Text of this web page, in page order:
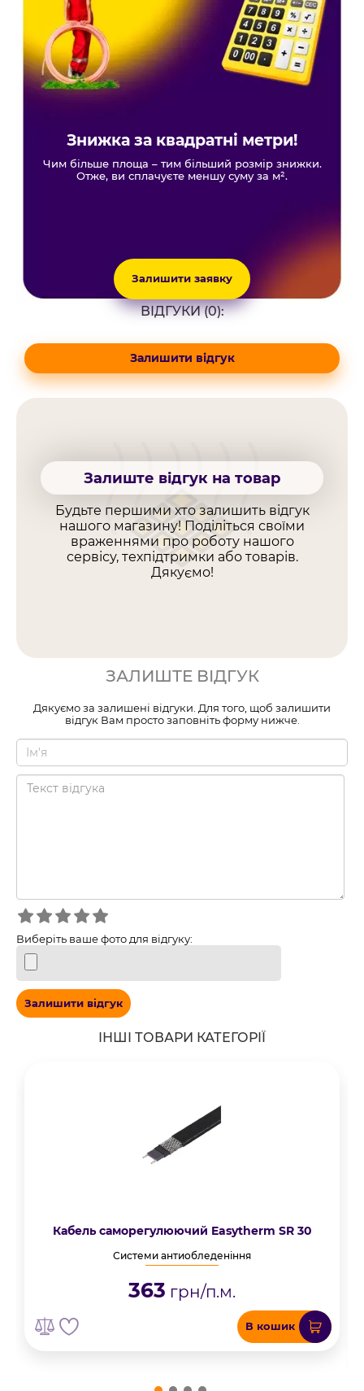
Знижка за квадратні метри!
Чим більше площа – тим більший розмір знижки.
Отже, ви сплачуєте меншу суму за м².
Залишити заявку
ВІДГУКИ (0):
Залишити відгук
Залиште відгук на товар
Будьте першими хто залишить відгук
нашого магазину! Поділіться своїми
враженнями про роботу нашого
сервісу, техпідтримки або товарів.
Дякуємо!
ЗАЛИШТЕ ВІДГУК
Дякуємо за залишені відгуки. Для того, щоб залишити
відгук Вам просто заповніть форму нижче.
Виберіть ваше фото для відгуку:
Залишити відгук
ІНШІ ТОВАРИ КАТЕГОРІЇ
Кабель саморегулюючий Easytherm SR 30
Системи антиобледеніння
363 грн/п.м.
В кошик